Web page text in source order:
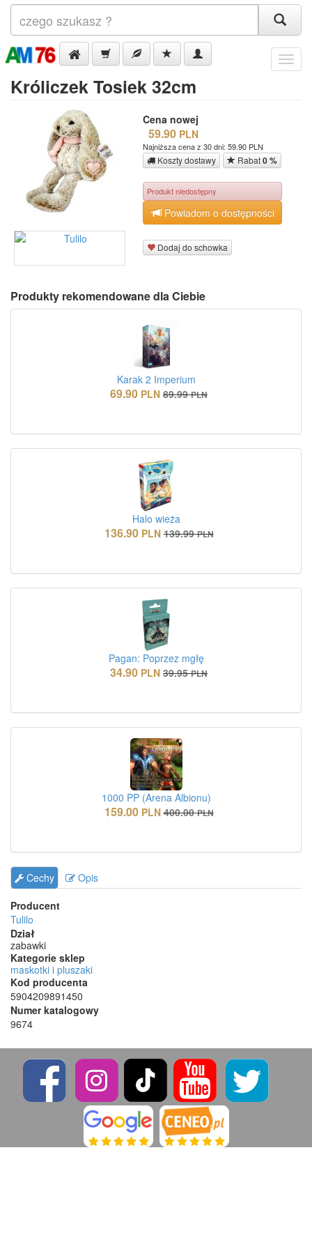
Menu
Króliczek Tosiek 32cm
Cena nowej
59.90 PLN
Najniższa cena z 30 dni: 59.90 PLN
Koszty dostawy Rabat0 %
Produkt niedostępny
Powiadom o dostępności
Dodaj do schowka
Produkty rekomendowane dla Ciebie
Karak 2 Imperium
69.90 PLN 89.99 PLN
Halo wieża
136.90 PLN 139.99 PLN
Pagan: Poprzez mgłę
34.90 PLN 39.95 PLN
1000 PP (Arena Albionu)
159.00 PLN 400.00 PLN
Cechy
Opis
Producent
Tulilo
Dział
zabawki
Kategorie sklep
maskotki i pluszaki
Kod producenta
5904209891450
Numer katalogowy
9674